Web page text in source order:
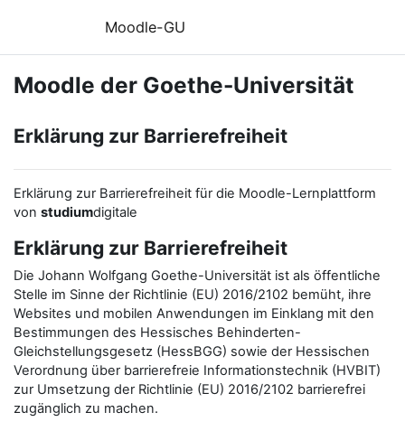
Moodle-GU
Moodle der Goethe-Universität
Erklärung zur Barrierefreiheit
Erklärung zur Barrierefreiheit für die Moodle-Lernplattform
von studiumdigitale
Erklärung zur Barrierefreiheit
Die Johann Wolfgang Goethe-Universität ist als öffentliche
Stelle im Sinne der Richtlinie (EU) 2016/2102 bemüht, ihre
Websites und mobilen Anwendungen im Einklang mit den
Bestimmungen des Hessisches Behinderten-
Gleichstellungsgesetz (HessBGG) sowie der Hessischen
Verordnung über barrierefreie Informationstechnik (HVBIT)
zur Umsetzung der Richtlinie (EU) 2016/2102 barrierefrei
zugänglich zu machen.